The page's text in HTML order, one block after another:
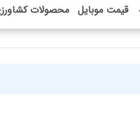
قیمت موبایل محصولات